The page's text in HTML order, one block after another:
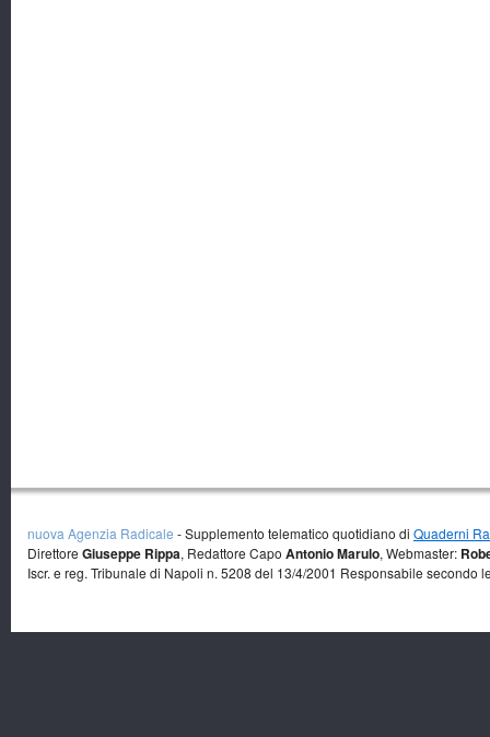
nuova Agenzia Radicale - Supplemento telematico quotidiano di Quaderni
Direttore Giuseppe Rippa, Redattore Capo Antonio Marulo, Webmaster:
Iscr. e reg. Tribunale di Napoli n. 5208 del 13/4/2001 Responsabile secondo